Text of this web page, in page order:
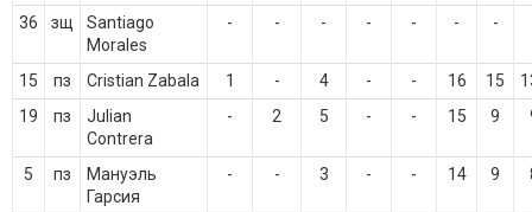
36 зщ
Santiago
Morales
- - - - - - -
15 пз Cristian Zabala 1 - 4 - - 16 15
19
пз
Julian
Contrera
- 2 5 - - 15 9
5 пз
Мануэль
Гарсия
- - 3 - - 14 9